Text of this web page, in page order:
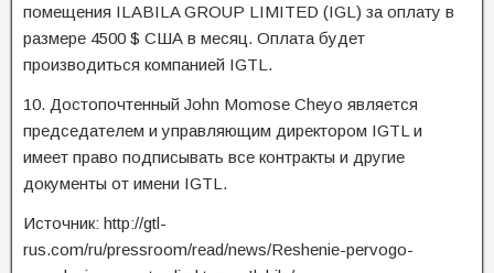
помещения ILABILA GROUP LIMITED (IGL) за оплату в
размере 4500 $ США в месяц. Оплата будет
производиться компанией IGTL.
10. Достопочтенный John Momose Cheyo является
председателем и управляющим директором IGTL и
имеет право подписывать все контракты и другие
документы от имени IGTL.
Источник: http://gtl-
rus.com/ru/pressroom/read/news/Reshenie-pervogo-